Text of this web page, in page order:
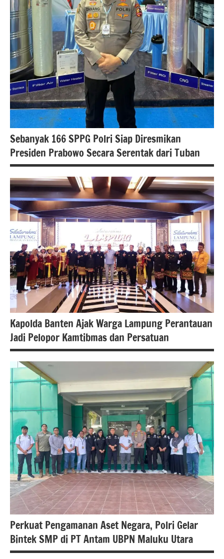
Sebanyak 166 SPPG Polri Siap Diresmikan
Presiden Prabowo Secara Serentak dari Tuban
berita
jawa
Timur
berita
nasional
Kapolda Banten Ajak Warga Lampung Perantauan
Jadi Pelopor Kamtibmas dan Persatuan
berita
banten
berita
nasional
Perkuat Pengamanan Aset Negara, Polri Gelar
Bintek SMP di PT Antam UBPN Maluku Utara